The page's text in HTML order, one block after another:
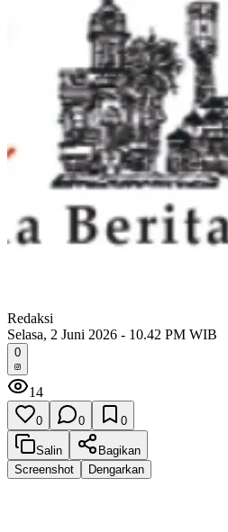
Redaksi
Selasa, 2 Juni 2026 - 10.42 PM WIB
0
14
0 0 0
Salin
Bagikan
Screenshot
Dengarkan